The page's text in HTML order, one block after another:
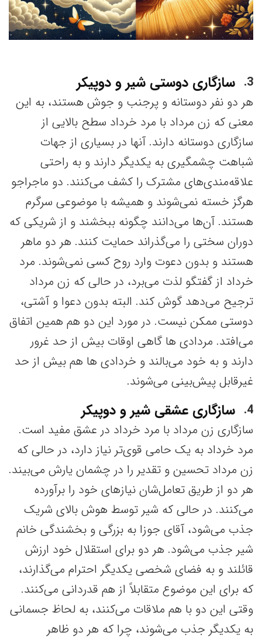
3 سازگاری دوستی شیر و دوپیکر
هر دو نفر دوستانه و پرجنب و جوش هستند، به این
معنی که زن مرداد با مرد خرداد سطح بالایی از
سازگاری دوستانه دارند. آنها در بسیاری از جهات
شباهت چشمگیری به یکدیگر دارند و به راحتی
علاقه‌مندی‌های مشترک را کشف می‌کنند. دو ماجراجو
هرگز خسته نمی‌شوند و همیشه با موضوعی سرگرم
هستند. آن‌ها می‌دانند چگونه ببخشند و از شریکی که
دوران سختی را می‌گذراند حمایت کنند. هر دو ماهر
هستند و بدون دعوت وارد روح کسی نمی‌شوند. مرد
خرداد از گفتگو لذت می‌برد، در حالی که زن مرداد
ترجیح می‌دهد گوش کند. البته بدون دعوا و آشتی،
دوستی ممکن نیست. در مورد این دو هم همین اتفاق
می‌افتد. مردادی ها گاهی اوقات بیش از حد غرور
دارند و به خود می‌بالند و خردادی ها هم بیش از حد
غیرقابل پیش‌بینی می‌شوند.
4
سازگاری عشقی شیر و دوپیکر
سازگاری زن مرداد با مرد خرداد در عشق مفید است.
مرد خرداد به یک حامی قوی‌تر نیاز دارد، در حالی که
زن مرداد تحسین و تقدیر را در چشمان یارش می‌بیند.
هر دو از طریق تعامل‌شان نیازهای خود را برآورده
می‌کنند. در حالی که شیر توسط هوش بالای شریک
جذب می‌شود، آقای جوزا به بزرگی و بخشندگی خانم
شیر جذب می‌شود. هر دو برای استقلال خود ارزش
قائلند و به فضای شخصی یکدیگر احترام می‌گذارند،
که برای این موضوع متقابلاً از هم قدردانی می‌کنند.
وقتی این دو با هم ملاقات می‌کنند، به لحاظ جسمانی
به یکدیگر جذب می‌شوند، چرا که هر دو ظاهر